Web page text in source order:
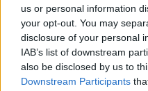
us or personal information
your opt-out. You may
disclosure of your personal
IAB’s list of downstream
also be disclosed by us to
Downstream Participants
από όλους